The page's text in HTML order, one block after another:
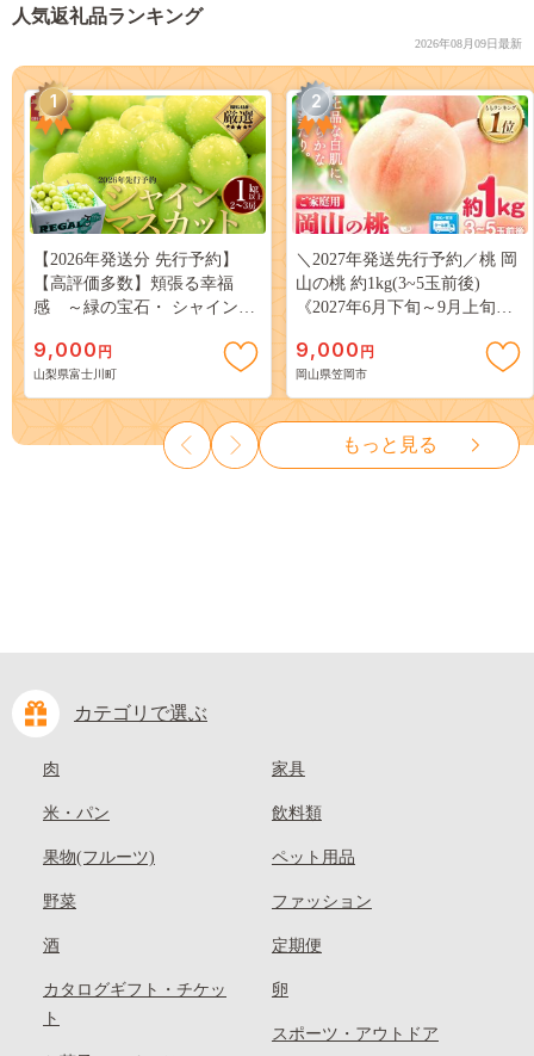
人気返礼品ランキング
2026年08月09日最新
1
【2026年発送分 先行予約】
【高評価多数】頬張る幸福
感 ～緑の宝石・ シャインマ
３房） フルーツ 山梨県産 果
物 くだもの シャイン マスカ
ット ぶどう ブドウ 葡萄 大粒
種なし 先行予約 富士川町
10000円 一万円 9000円 九千円
9,000 円
山梨県富士川町
2
＼2027年発送先行予約／桃 岡
山の桃 約1kg(3~5玉前後)
《2027年6月下旬～9月上旬頃
岡山 はくとう スイーツ フル
ーツ 果物 デザート 旬 モモ も
も 先行予約 送料無料 果物 岡
山県 笠岡市 清水白桃 白鳳 白
麗 クール便---
kasaoka_zsy_419_100---
9,000 円
岡山県笠岡市
もっと見る
カテゴリで選ぶ
肉
米・パン
果物(フルーツ)
野菜
酒
カタログギフト・チケッ
ト
家具
飲料類
ペット用品
ファッション
定期便
卵
スポーツ・アウトドア